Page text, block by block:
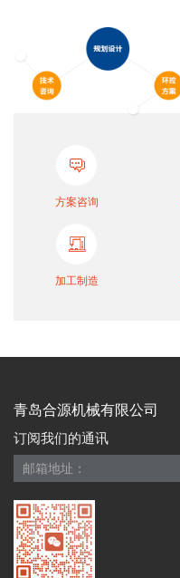
方案咨询
加工制造
青岛合源机械有限公司
订阅我们的通讯